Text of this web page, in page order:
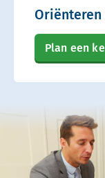
Oriënteren
Plan een